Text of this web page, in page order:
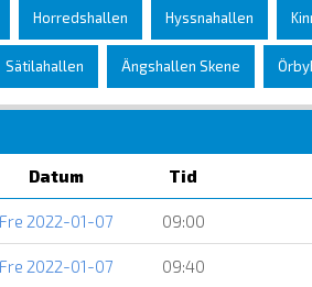
Horredshallen Hyssnahallen
Sätilahallen Ängshallen Skene
Datum Tid
Fre 2022-01-07 09:00
Fre 2022-01-07 09:40